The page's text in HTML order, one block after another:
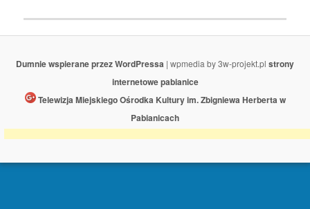
Dumnie wspierane przez WordPressa | wpmedia by 3w-projekt.pl strony
internetowe pabianice
Telewizja Miejskiego Ośrodka Kultury im. Zbigniewa Herberta w
Pabianicach